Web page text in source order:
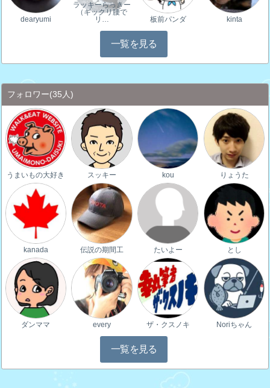
dearyumi
ラッキーらっきー
（ギックリ腰で
リ…
板前パンダ kinta
一覧を見る
フォロワー(35人)
うまいもの大好き スッキー kou りょうた
kanada 伝説の期間工 たいよー とし
ダンママ every ザ・クスノキ Noriちゃん
一覧を見る